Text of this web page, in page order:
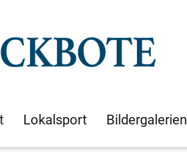
Lokalsport Bildergalerien